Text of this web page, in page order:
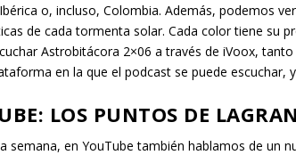
o, incluso, Colombia. Además, podemos
de cada tormenta solar. Cada color tiene su
Astrobitácora 2×06 a través de iVoox,
en la que el podcast se puede escuchar,
LOS PUNTOS DE
semana, en YouTube también hablamos de un